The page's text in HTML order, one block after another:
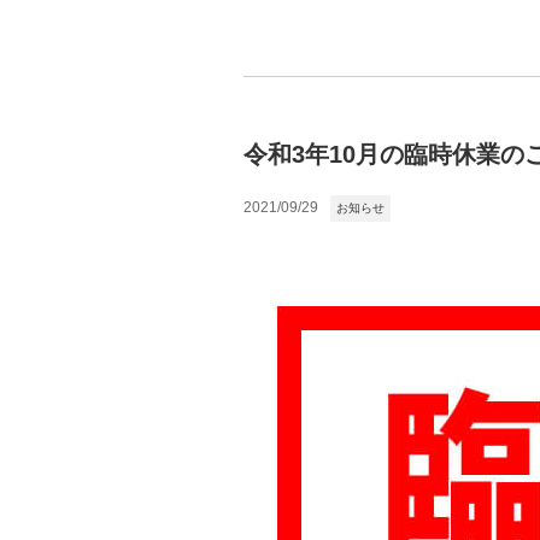
令和3年10月の臨時休業の
2021/09/29 お知らせ